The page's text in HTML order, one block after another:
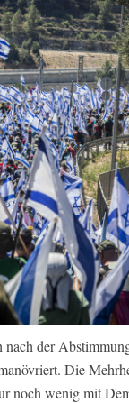
der
Die
noch wenig mit